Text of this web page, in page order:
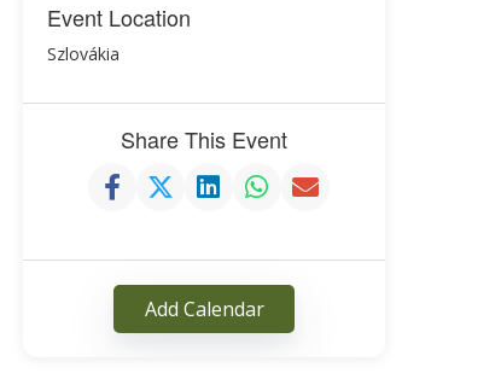
Event Location
Szlovákia
Share This Event
Add Calendar